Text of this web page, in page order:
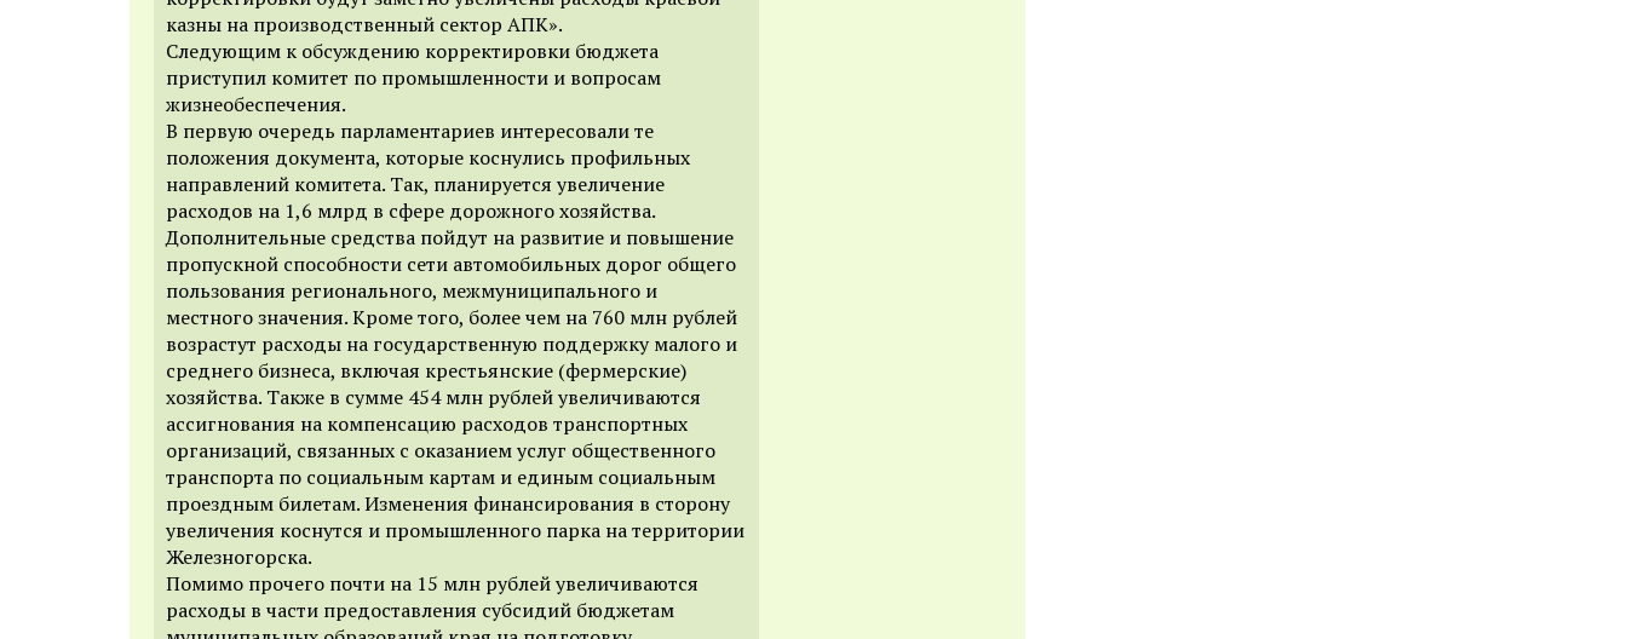
казны на производственный сектор АПК».
Следующим к обсуждению корректировки бюджета
приступил комитет по промышленности и вопросам
жизнеобеспечения.
В первую очередь парламентариев интересовали те
положения документа, которые коснулись профильных
направлений комитета. Так, планируется увеличение
расходов на 1,6 млрд в сфере дорожного хозяйства.
Дополнительные средства пойдут на развитие и повышение
пропускной способности сети автомобильных дорог общего
пользования регионального, межмуниципального и
местного значения. Кроме того, более чем на 760 млн рублей
возрастут расходы на государственную поддержку малого и
среднего бизнеса, включая крестьянские (фермерские)
хозяйства. Также в сумме 454 млн рублей увеличиваются
ассигнования на компенсацию расходов транспортных
организаций, связанных с оказанием услуг общественного
транспорта по социальным картам и единым социальным
проездным билетам. Изменения финансирования в сторону
увеличения коснутся и промышленного парка на территории
Железногорска.
Помимо прочего почти на 15 млн рублей увеличиваются
расходы в части предоставления субсидий бюджетам